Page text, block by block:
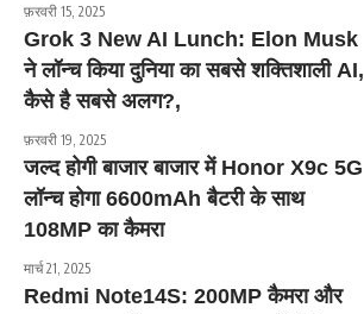
फ़रवरी 15, 2025
Grok 3 New AI Lunch: Elon Musk
ने लॉन्च किया दुनिया का सबसे शक्तिशाली AI,
कैसे है सबसे अलग?,
फ़रवरी 19, 2025
जल्द होगी बाजार बाजार में Honor X9c 5G
लॉन्च होगा 6600mAh बैटरी के साथ
108MP का कैमरा
मार्च 21, 2025
Redmi Note14S: 200MP कैमरा और